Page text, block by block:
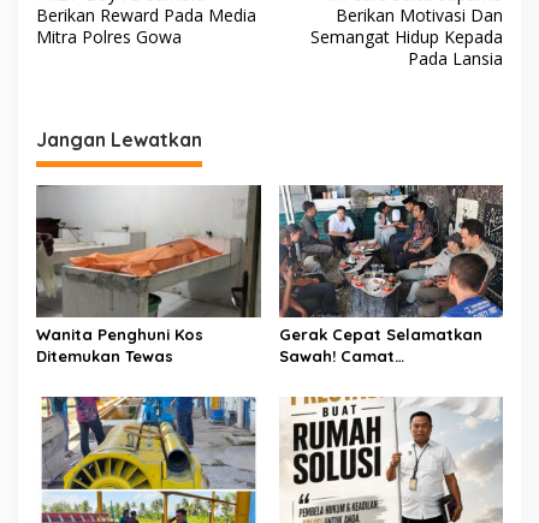
a
v
a
s
i
p
o
s
Berikan Reward Pada Media
Mitra Polres Gowa
Berikan Motivasi Dan
Semangat Hidup Kepada
Pada Lansia
Jangan Lewatkan
Wanita Penghuni Kos
Ditemukan Tewas
Gerak Cepat Selamatkan
Sawah! Camat
Kementerian Bahas Solusi
Debit Air Irigasi Watang
Sawitto Menulis